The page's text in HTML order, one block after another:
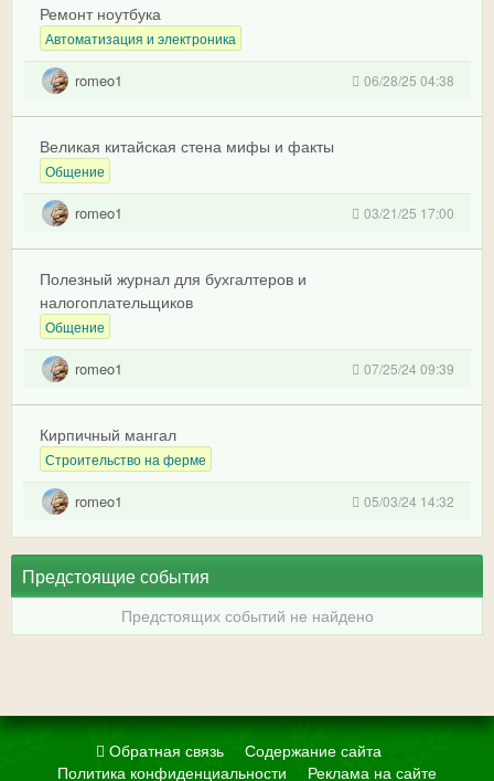
Ремонт ноутбука
Автоматизация и электроника
romeo1 06/28/25 04:38
Великая китайская стена мифы и факты
Общение
romeo1 03/21/25 17:00
Полезный журнал для бухгалтеров и
налогоплательщиков
Общение
romeo1 07/25/24 09:39
Кирпичный мангал
Строительство на ферме
romeo1 05/03/24 14:32
Предстоящие события
Предстоящих событий не найдено
Обратная связь
Содержание сайта
Политика конфиденциальности
Реклама на сайте